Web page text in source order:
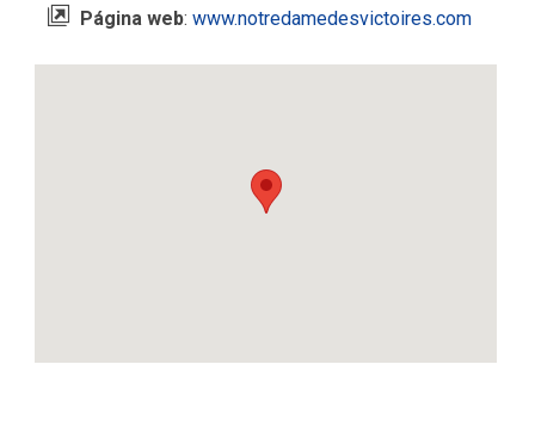
Página web: www.notredamedesvictoires.com